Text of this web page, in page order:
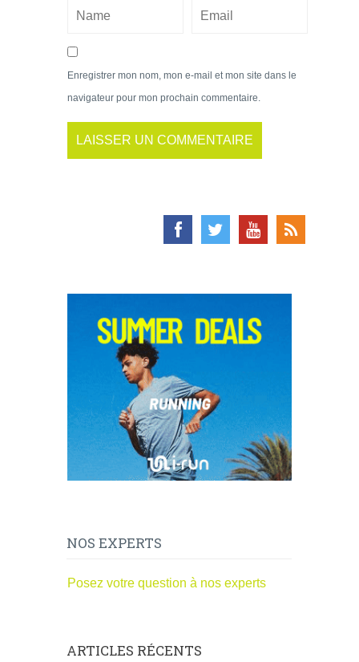
Enregistrer mon nom, mon e-mail et mon site dans le
navigateur pour mon prochain commentaire.
NOS EXPERTS
Posez votre question à nos experts
ARTICLES RÉCENTS